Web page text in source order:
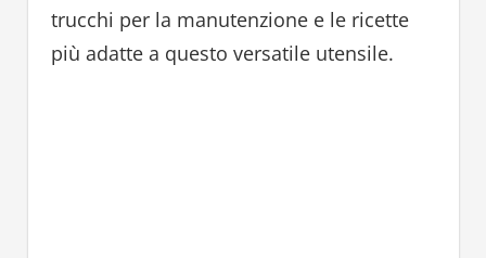
trucchi per la manutenzione e le ricette
più adatte a questo versatile utensile.